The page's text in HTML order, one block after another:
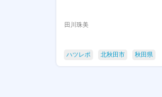
田川珠美
ハツレポ 北秋田市 秋田県